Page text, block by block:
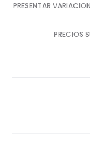
PRESENTAR
PRECIOS